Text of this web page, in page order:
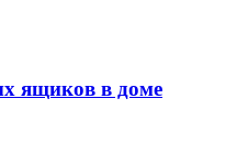
ящиков в доме